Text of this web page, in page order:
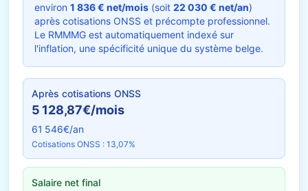
environ 1 836 € net/mois (soit 22 030 € net/an)
après cotisations ONSS et précompte professionnel.
Le RMMMG est automatiquement indexé sur
l'inflation, une spécificité unique du système belge.
Après cotisations ONSS
5 128,87€/mois
61 546€/an
Cotisations ONSS : 13,07%
Salaire net final